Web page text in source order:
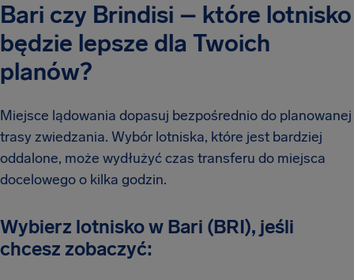
Bari czy Brindisi – które lotnisko
będzie lepsze dla Twoich
planów?
Miejsce lądowania dopasuj bezpośrednio do planowanej
trasy zwiedzania. Wybór lotniska, które jest bardziej
oddalone, może wydłużyć czas transferu do miejsca
docelowego o kilka godzin.
Wybierz lotnisko w Bari (BRI), jeśli
chcesz zobaczyć: